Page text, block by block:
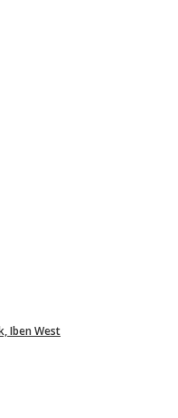
Iben West